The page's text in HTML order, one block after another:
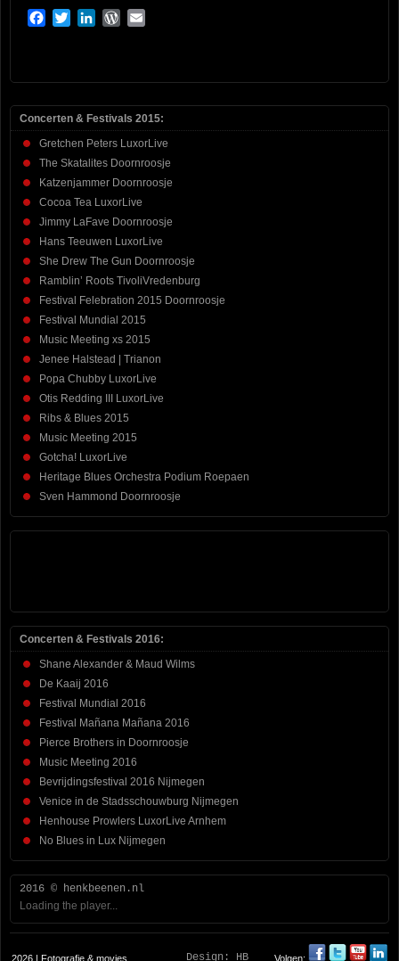
Facebook
TwitterLinkedInWordPress
Concerten & Festivals 2015:
Gretchen Peters LuxorLive
The Skatalites Doornroosje
Katzenjammer Doornroosje
Cocoa Tea LuxorLive
Jimmy LaFave Doornroosje
Hans Teeuwen LuxorLive
She Drew The Gun Doornroosje
Ramblin’ Roots TivoliVredenburg
Festival Felebration 2015 Doornroosje
Festival Mundial 2015
Music Meeting xs 2015
Jenee Halstead | Trianon
Popa Chubby LuxorLive
Otis Redding III LuxorLive
Ribs & Blues 2015
Music Meeting 2015
Gotcha! LuxorLive
Heritage Blues Orchestra Podium Roepaen
Sven Hammond Doornroosje
Concerten & Festivals 2016:
Shane Alexander & Maud Wilms
De Kaaij 2016
Festival Mundial 2016
Festival Mañana Mañana 2016
Pierce Brothers in Doornroosje
Music Meeting 2016
Bevrijdingsfestival 2016 Nijmegen
Venice in de Stadsschouwburg Nijmegen
Henhouse Prowlers LuxorLive Arnhem
No Blues in Lux Nijmegen
2016 © henkbeenen.nl
Loading the player...
2026 | Fotografie & movies Design: HB Volgen: